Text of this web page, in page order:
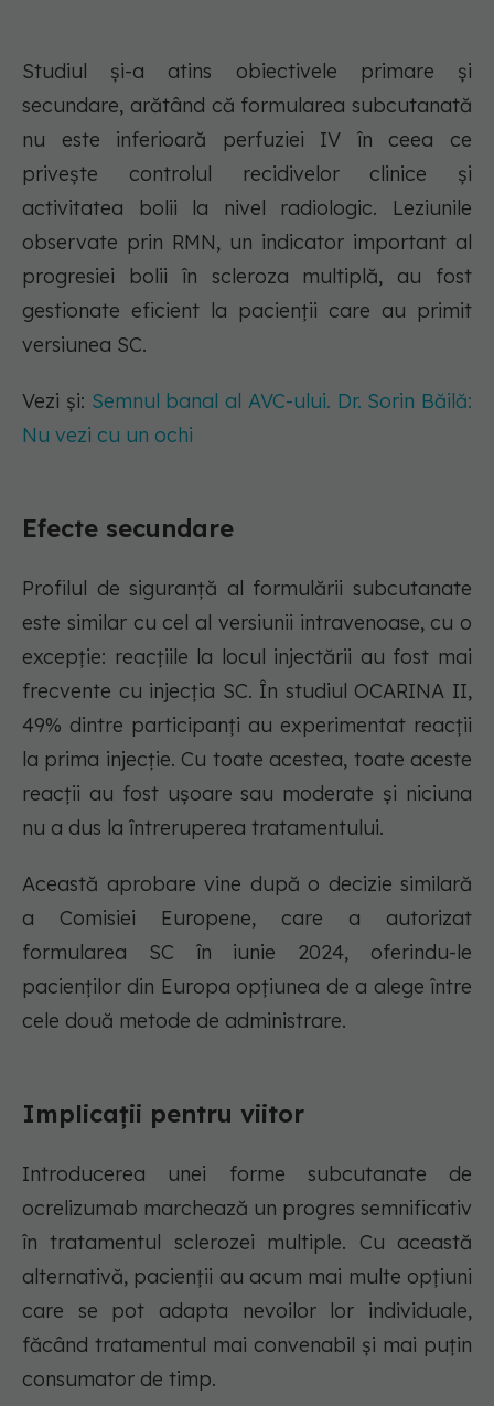
Studiul și-a atins obiectivele primare și
secundare, arătând că formularea subcutanată
nu este inferioară perfuziei IV în ceea ce
privește controlul recidivelor clinice și
activitatea bolii la nivel radiologic. Leziunile
observate prin RMN, un indicator important al
progresiei bolii în scleroza multiplă, au fost
gestionate eficient la pacienții care au primit
versiunea SC.
Vezi și: Semnul banal al AVC-ului. Dr. Sorin Băilă:
Nu vezi cu un ochi
Efecte secundare
Profilul de siguranță al formulării subcutanate
este similar cu cel al versiunii intravenoase, cu o
excepție: reacțiile la locul injectării au fost mai
frecvente cu injecția SC. În studiul OCARINA II,
49% dintre participanți au experimentat reacții
la prima injecție. Cu toate acestea, toate aceste
reacții au fost ușoare sau moderate și niciuna
nu a dus la întreruperea tratamentului.
Această aprobare vine după o decizie similară
a Comisiei Europene, care a autorizat
formularea SC în iunie 2024, oferindu-le
pacienților din Europa opțiunea de a alege între
cele două metode de administrare.
Implicații pentru viitor
Introducerea unei forme subcutanate de
ocrelizumab marchează un progres semnificativ
în tratamentul sclerozei multiple. Cu această
alternativă, pacienții au acum mai multe opțiuni
care se pot adapta nevoilor lor individuale,
făcând tratamentul mai convenabil și mai puțin
consumator de timp.